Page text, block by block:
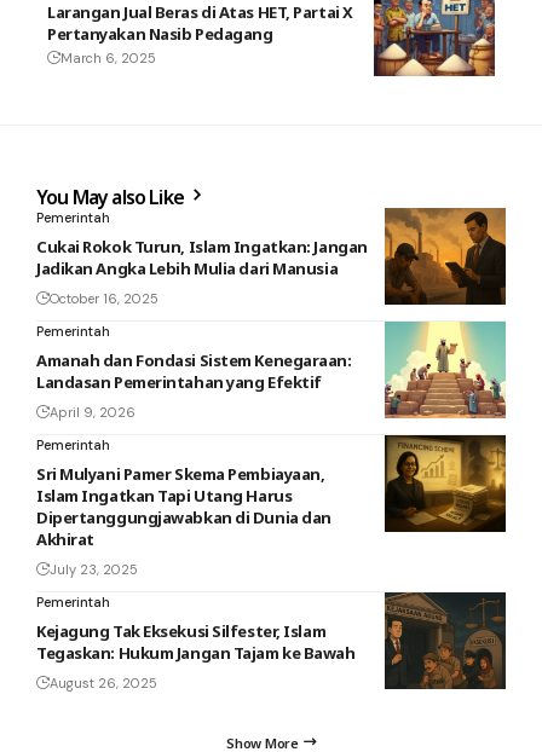
Larangan Jual Beras di Atas HET, Partai X
Pertanyakan Nasib Pedagang
March 6, 2025
You May also Like
Pemerintah
Cukai Rokok Turun, Islam Ingatkan: Jangan
Jadikan Angka Lebih Mulia dari Manusia
October 16, 2025
Pemerintah
Amanah dan Fondasi Sistem Kenegaraan:
Landasan Pemerintahan yang Efektif
April 9, 2026
Pemerintah
Sri Mulyani Pamer Skema Pembiayaan,
Islam Ingatkan Tapi Utang Harus
Dipertanggungjawabkan di Dunia dan
Akhirat
July 23, 2025
Pemerintah
Kejagung Tak Eksekusi Silfester, Islam
Tegaskan: Hukum Jangan Tajam ke Bawah
August 26, 2025
Show More